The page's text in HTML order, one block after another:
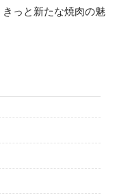
っと新たな焼肉の魅